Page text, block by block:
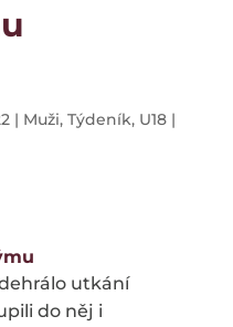
| Muži, Týdeník, U18|
utkání
do něj i